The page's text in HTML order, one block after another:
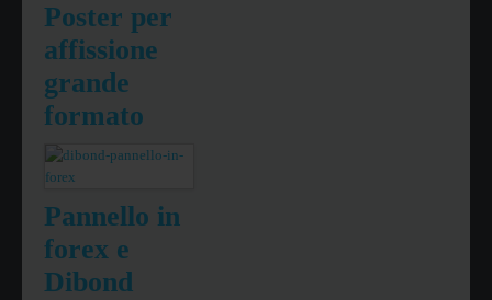
Poster per
affissione
grande
formato
Pannello in
forex e
Dibond